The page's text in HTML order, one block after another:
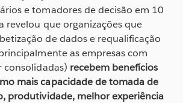
e tomadores de decisão em 10
revelou que organizações que
de dados e requalificação
as empresas com
consolidadas) recebem benefícios
mais capacidade de tomada de
produtividade, melhor experiência